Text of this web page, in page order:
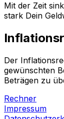
Mit der Zeit
stark Dein
Der
gewünschten
Beträgen zu
Rechner
Impressum